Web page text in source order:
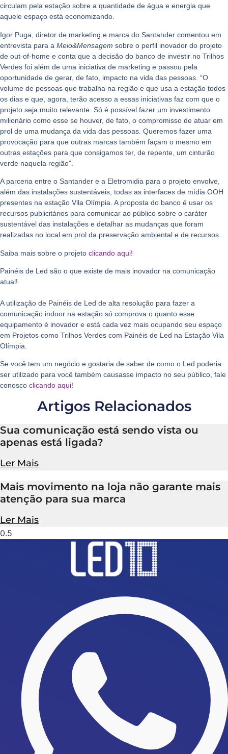
circulam pela estação sobre a quantidade de água e energia que
aquele espaço está economizando.
Igor Puga, diretor de marketing e marca do Santander comentou em
entrevista para a Meio&Mensagem sobre o perfil inovador do projeto
de out-of-home e conta que a decisão do banco de investir no Trilhos
Verdes foi além de uma iniciativa de marketing e passou pela
oportunidade de gerar, de fato, impacto na vida das pessoas. “O
volume de pessoas que trabalha na região e que usa a estação todos
os dias e que, agora, terão acesso a essas iniciativas faz com que o
projeto seja muito relevante. Só é possível fazer um investimento
milionário como esse se houver, de fato, o compromisso de atuar em
prol de uma mudança da vida das pessoas. Queremos fazer uma
provocação para que outras marcas também façam o mesmo em
outras estações para que consigamos ter, de repente, um cinturão
verde naquela região”.
A parceria entre o Santander e a Eletromidia para o projeto envolve,
além das instalações sustentáveis, todas as interfaces de mídia OOH
presentes na estação Vila Olímpia. A proposta do banco é usar os
recursos publicitários para comunicar ao público sobre o caráter
sustentável das instalações e detalhar as mudanças que foram
realizadas no local em prol da preservação ambiental e de recursos.
Saiba mais sobre o projeto clicando aqui!
Painéis de Led são o que existe de mais inovador na comunicação
atual!
A utilização de Painéis de Led de alta resolução para fazer a
comunicação indoor na estação só comprova o quanto esse
equipamento é inovador e está cada vez mais ocupando seu espaço
em Projetos como Trilhos Verdes com Painéis de Led na Estação Vila
Olímpia.
Se você tem um negócio e gostaria de saber de como o Led poderia
ser utilizado para você também causasse impacto no seu público, fale
conosco clicando aqui!
Artigos Relacionados
Sua comunicação está sendo vista ou
apenas está ligada?
Ler Mais
Mais movimento na loja não garante mais
atenção para sua marca
Ler Mais